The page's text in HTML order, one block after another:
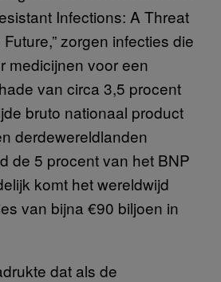
Infections: A Threat
zorgen infecties die
medicijnen voor een
van circa 3,5 procent
bruto nationaal product
derdewereldlanden
de 5 procent van het BNP
komt het wereldwijd
van bijna €90 biljoen in
dat als de